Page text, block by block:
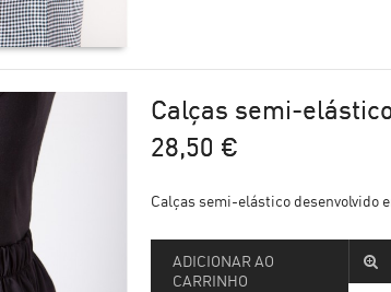
Calças semi-
28,50 €
Calças semi-elástico desenvolvido
ADICIONAR AO
CARRINHO